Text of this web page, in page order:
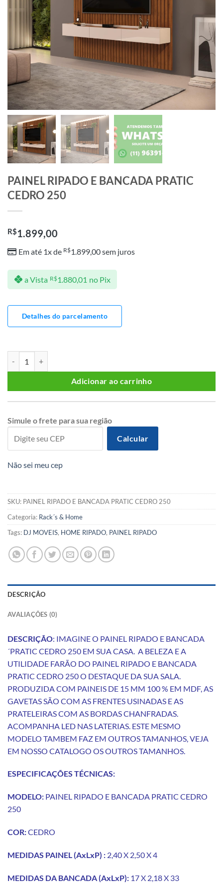
PAINEL RIPADO E BANCADA PRATIC
CEDRO 250
R$1.899,00
Em até 1x de R$1.899,00sem juros
a Vista R$1.880,01 no Pix
Detalhes do parcelamento
Adicionar ao carrinho
Simule o frete para sua região
Calcular
Não sei meu cep
SKU: PAINEL RIPADO E BANCADA PRATIC CEDRO 250
Categoria: Rack´s & Home
Tags: DJ MOVEIS, HOME RIPADO, PAINEL RIPADO
DESCRIÇÃO
AVALIAÇÕES (0)
DESCRIÇÃO: IMAGINE O PAINEL RIPADO E BANCADA
´PRATIC CEDRO 250 EM SUA CASA. A BELEZA E A
UTILIDADE FARÃO DO PAINEL RIPADO E BANCADA
PRATIC CEDRO 250 O DESTAQUE DA SUA SALA.
PRODUZIDA COM PAINEIS DE 15 MM 100 % EM MDF, AS
GAVETAS SÃO COM AS FRENTES USINADAS E AS
PRATELEIRAS COM AS BORDAS CHANFRADAS.
ACOMPANHA LED NAS LATERIAS. ESTE MESMO
MODELO TAMBEM FAZ EM OUTROS TAMANHOS, VEJA
EM NOSSO CATALOGO OS OUTROS TAMANHOS.
ESPECIFICAÇÕES TÉCNICAS:
MODELO: PAINEL RIPADO E BANCADA PRATIC CEDRO
250
COR:CEDRO
MEDIDAS PAINEL (AxLxP) : 2,40 X 2,50 X 4
MEDIDAS DA BANCADA (AxLxP): 17 X 2,18 X 33